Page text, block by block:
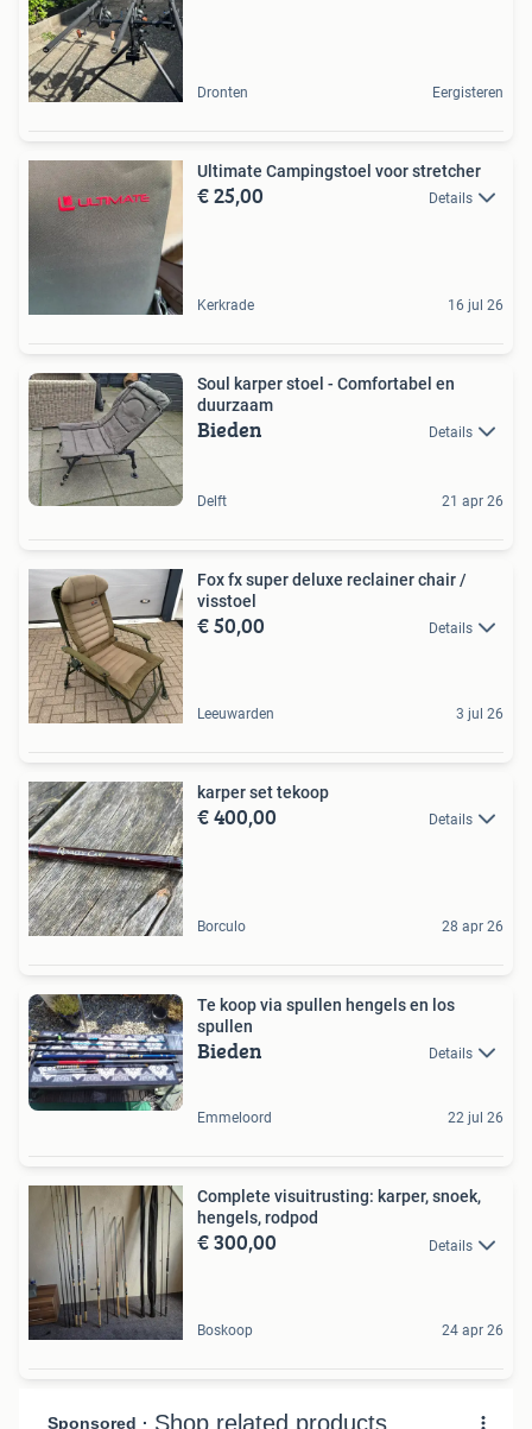
Dronten Eergisteren
Ultimate Campingstoel voor stretcher
€ 25,00 Details
Kerkrade 16 jul 26
Soul karper stoel - Comfortabel en
duurzaam
Bieden Details
Delft 21 apr 26
Fox fx super deluxe reclainer chair /
visstoel
€ 50,00 Details
Leeuwarden 3 jul 26
karper set tekoop
€ 400,00 Details
Borculo 28 apr 26
Te koop via spullen hengels en los
spullen
Bieden Details
Emmeloord 22 jul 26
Complete visuitrusting: karper, snoek,
hengels, rodpod
€ 300,00 Details
Boskoop 24 apr 26